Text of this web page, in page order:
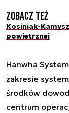
Zobacz też
Kosiniak-
powietrznej
Hanwha
zakresie
środków
centrum